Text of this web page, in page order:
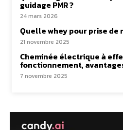
guidage PMR ?
24 mars 2026
Quelle whey pour prise de
21 novembre 2025
Cheminée électrique à
fonctionnement,
7 novembre 2025